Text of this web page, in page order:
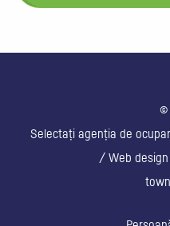
©
Selectați agenția de
/ Web